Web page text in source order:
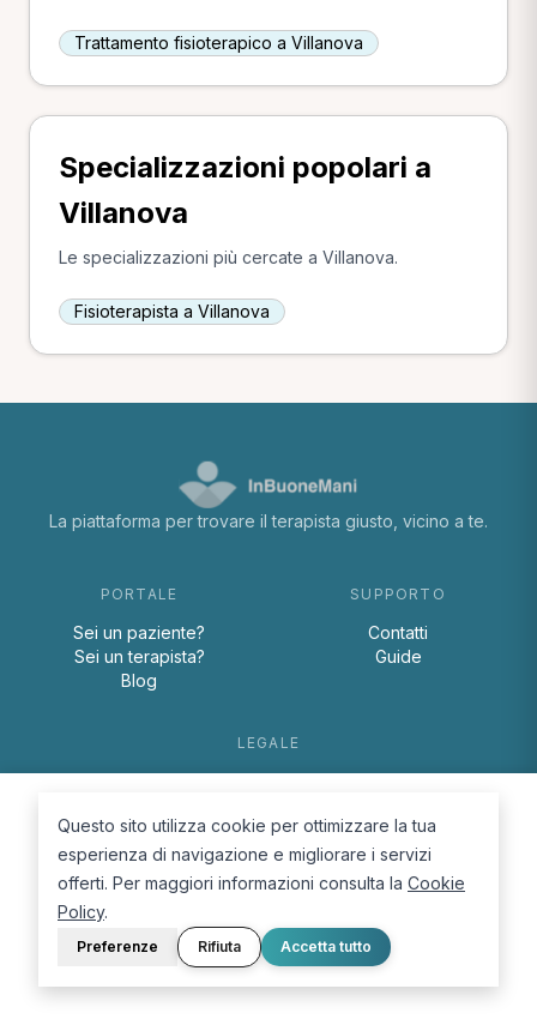
Trattamento fisioterapico a Villanova
Specializzazioni popolari a
Villanova
Le specializzazioni più cercate a Villanova.
Fisioterapista a Villanova
La piattaforma per trovare il terapista giusto, vicino a te.
PORTALE
Sei un paziente?
Sei un terapista?
Blog
SUPPORTO
Contatti
Guide
LEGALE
Cookie Policy
© 2026 D.Lab S.r.l. — InBuoneMani
Questo sito utilizza cookie per ottimizzare la tua
esperienza di navigazione e migliorare i servizi
offerti. Per maggiori informazioni consulta la Cookie
Policy.
Preferenze Rifiuta Accetta tutto